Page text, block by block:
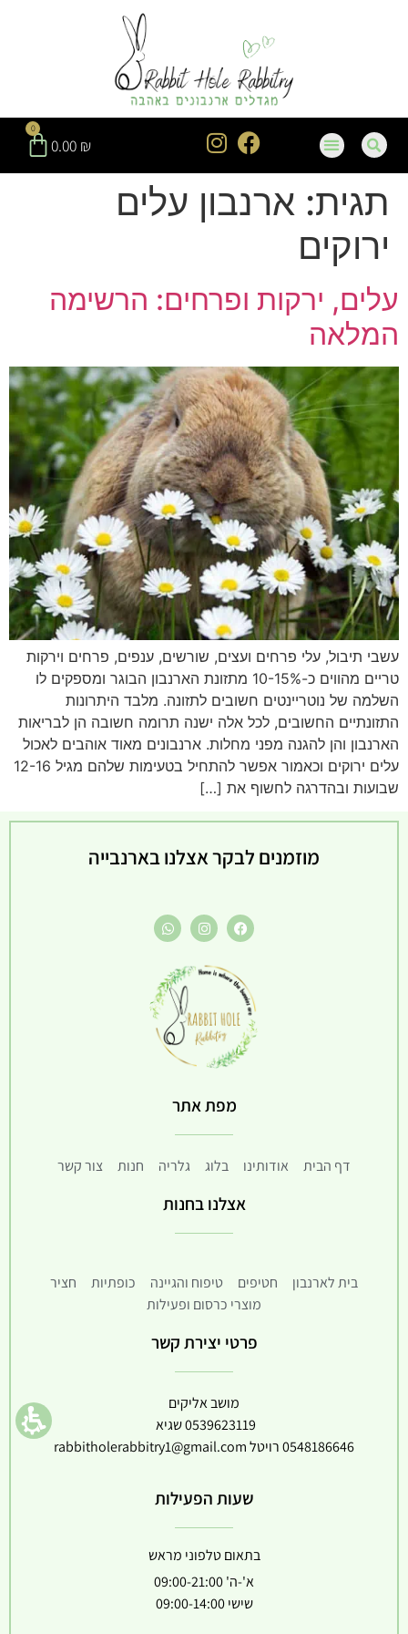
אנטר
לעבור
0.00 ₪
0
תגית: ארנבון עלים
ירוקים
עלים, ירקות ופרחים: הרשימה
המלאה
עשבי תיבול, עלי פרחים ועצים, שורשים, ענפים, פרחים וירקות
טריים מהווים כ-10-15% מתזונת הארנבון הבוגר ומספקים לו
השלמה של נוטריינטים חשובים לתזונה. מלבד היתרונות
התזונתיים החשובים, לכל אלה ישנה תרומה חשובה הן לבריאות
הארנבון והן להגנה מפני מחלות. ארנבונים מאוד אוהבים לאכול
עלים ירוקים וכאמור אפשר להתחיל בטעימות שלהם מגיל 12-16
שבועות ובהדרגה לחשוף את […]
מוזמנים לבקר אצלנו בארנבייה
מפת אתר
דף הבית אודותינו בלוג גלריה חנות צור קשר
אצלנו בחנות
בית לארנבון חטיפים טיפוח והגיינה כופתיות
חציר
מוצרי כרסום ופעילות
פרטי יצירת קשר
מושב אליקים
0539623119שגיא
0548186646רויטלrabbitholerabbitry1@gmail.com
שעות הפעילות
בתאום טלפוני מראש
א'-ה' 09:00-21:00
שישי 09:00-14:00